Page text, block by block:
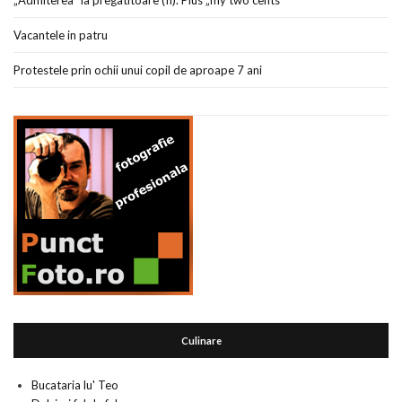
Vacantele in patru
Protestele prin ochii unui copil de aproape 7 ani
Culinare
Bucataria lu' Teo